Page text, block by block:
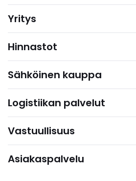
Yritys
Hinnastot
Sähköinen kauppa
Logistiikan palvelut
Vastuullisuus
Asiakaspalvelu